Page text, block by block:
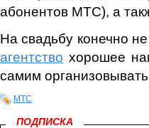
абонентов МТС), а
На свадьбу конечно
агентство хорошее
самим
МТС
ПОДПИСКА